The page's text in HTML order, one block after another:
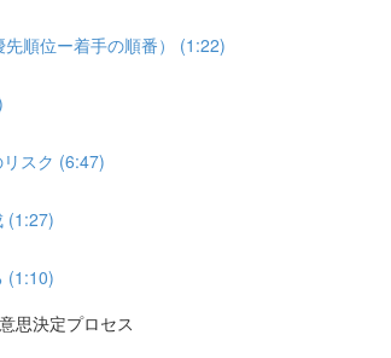
順位ー着手の順番） (1:22)
スク (6:47)
(1:27)
(1:10)
思決定プロセス